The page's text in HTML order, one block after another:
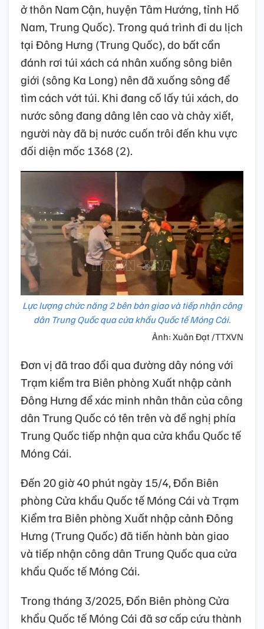
ở thôn Nam Cận, huyện Tâm Hướng, tỉnh Hồ
Nam, Trung Quốc). Trong quá trình đi du lịch
tại Đông Hưng (Trung Quốc), do bất cẩn
đánh rơi túi xách cá nhân xuống sông biên
giới (sông Ka Long) nên đã xuống sông để
tìm cách vớt túi. Khi đang cố lấy túi xách, do
nước sông đang dâng lên cao và chảy xiết,
người này đã bị nước cuốn trôi đến khu vực
đối diện mốc 1368 (2).
Lực lượng chức năng 2 bên bàn giao và tiếp nhận công
dân Trung Quốc qua cửa khẩu Quốc tế Móng Cái.
Ảnh: Xuân Đạt /TTXVN
Đơn vị đã trao đổi qua đường dây nóng với
Trạm kiểm tra Biên phòng Xuất nhập cảnh
Đông Hưng để xác minh nhân thân của công
dân Trung Quốc có tên trên và đề nghị phía
Trung Quốc tiếp nhận qua cửa khẩu Quốc tế
Móng Cái.
Đến 20 giờ 40 phút ngày 15/4, Đồn Biên
phòng Cửa khẩu Quốc tế Móng Cái và Trạm
Kiểm tra Biên phòng Xuất nhập cảnh Đông
Hưng (Trung Quốc) đã tiến hành bàn giao
và tiếp nhận công dân Trung Quốc qua cửa
khẩu Quốc tế Móng Cái.
Trong tháng 3/2025, Đồn Biên phòng Cửa
khẩu Quốc tế Móng Cái đã sơ cấp cứu thành